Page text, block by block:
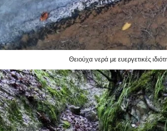
Θειούχα νερά με ευεργετικές